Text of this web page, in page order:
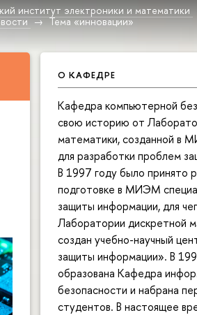
институт электроники и математики
Тема «инновации»
О КАФЕДРЕ
Кафедра компьютерной
свою историю от
математики, созданной в
для разработки проблем
В 1997 году было принято
подготовке в МИЭМ
защиты информации, для
Лаборатории дискретной
создан учебно-научный
защиты информации». В
образована Кафедра
безопасности и набрана
студентов. В настоящее